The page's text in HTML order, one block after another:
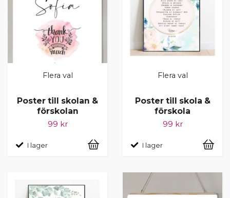
Flera val
Poster till skolan &
förskolan
99 kr
I lager
Flera val
Poster till skola &
förskola
99 kr
I lager